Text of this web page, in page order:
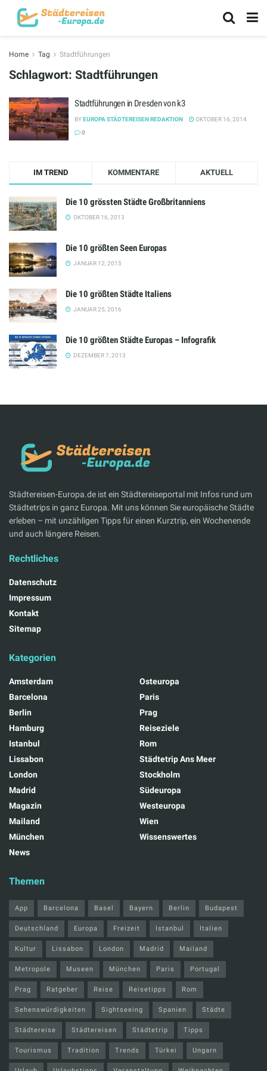
Home Tag Stadtführungen
Schlagwort: Stadtführungen
Stadtführungen in Dresden von k3
BYEUROPA STÄDTEREISEN REDAKTION
OKTOBER 16, 2014
0
IM TREND KOMMENTARE AKTUELL
Die 10 grössten Städte Großbritanniens
OKTOBER 16, 2013
Die 10 größten Seen Europas
JANUAR 12, 2015
Die 10 größten Städte Italiens
JANUAR 25, 2016
Die 10 größten Städte Europas – Infografik
DEZEMBER 7, 2013
Städtereisen-Europa.de ist ein Städtereiseportal mit Infos rund um
Städtetrips in ganz Europa. Mit uns können Sie europäische Städte
erleben – mit unzähligen Tipps für einen Kurztrip, ein Wochenende
und auch längere Reisen.
Rechtliches
Datenschutz
Impressum
Kontakt
Sitemap
Kategorien
Amsterdam
Barcelona
Berlin
Hamburg
Istanbul
Lissabon
London
Madrid
Magazin
Mailand
München
News
Osteuropa
Paris
Prag
Reiseziele
Rom
Städtetrip Ans Meer
Stockholm
Südeuropa
Westeuropa
Wien
Wissenswertes
Themen
App Barcelona Basel Bayern Berlin Budapest
Deutschland Europa Freizeit Istanbul Italien
Kultur Lissabon London Madrid Mailand
Metropole Museen München Paris Portugal
Prag Ratgeber Reise Reisetipps Rom
Sehenswürdigkeiten Sightseeing Spanien Städte
Städtereise Städtereisen Städtetrip Tipps
Tourismus Tradition Trends Türkei Ungarn